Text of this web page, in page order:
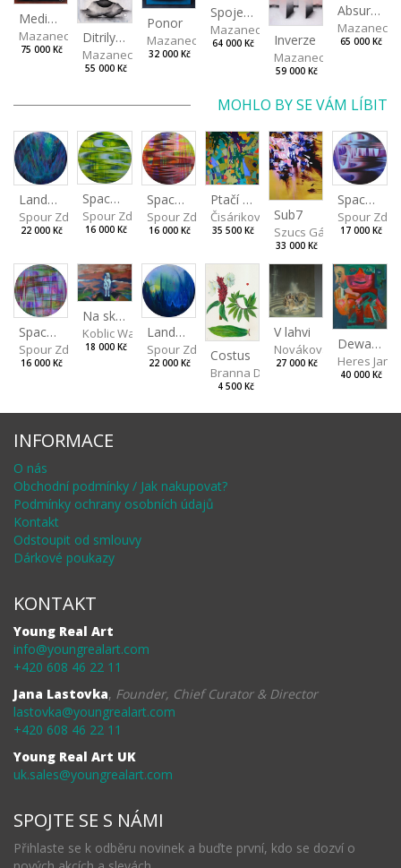
Mediolyth
Mazanec David
75 000 Kč
Ditrilyth
Mazanec David
55 000 Kč
Ponor
Mazanec David
32 000 Kč
Spojené nádoby
Mazanec David
64 000 Kč Inverze
Mazanec David
59 000 Kč
Absurdní
Mazanec
65 000 Kč
MOHLO BY SE VÁM LÍBIT
Landscape III
Spour Zdeněk
22 000 Kč
Spaces I
Spour Zdeněk
16 000 Kč
Spaces II
Spour Zdeněk
16 000 Kč
Ptačí perspektiva
Čisáriková Táňa
35 500 Kč
Sub7
Szucs Gábor
33 000 Kč
Spaces IV
Spour
17 000 Kč
Spaces III
Spour Zdeněk
16 000 Kč
Na skalách
Koblic Walterová Martina
18 000 Kč
Landscape II
Spour Zdeněk
22 000 Kč Costus
Branna Dorota
4 500 Kč
V lahvi
Nováková Blanka
27 000 Kč
Dewa pagan
Heres Jan
40 000 Kč
INFORMACE
O nás
Obchodní podmínky / Jak nakupovat?
Podmínky ochrany osobních údajů
Kontakt
Odstoupit od smlouvy
Dárkové poukazy
KONTAKT
Young Real Art
info@youngrealart.com
+420 608 46 22 11
Jana Lastovka, Founder, Chief Curator & Director
lastovka@youngrealart.com
+420 608 46 22 11
Young Real Art UK
uk.sales@youngrealart.com
SPOJTE SE S NÁMI
Přihlaste se k odběru novinek a buďte první, kdo se dozví o